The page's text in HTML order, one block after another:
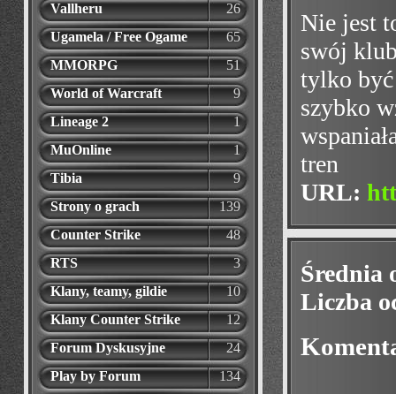
Vallheru
26
Ugamela / Free Ogame
65
MMORPG
51
World of Warcraft
9
Lineage 2
1
MuOnline
1
Tibia
9
Strony o grach
139
Counter Strike
48
RTS
3
Klany, teamy, gildie
10
Klany Counter Strike
12
Forum Dyskusyjne
24
Play by Forum
134
Nie jest
swój
tylko być
szybko
tren
URL:
Średnia
Liczba